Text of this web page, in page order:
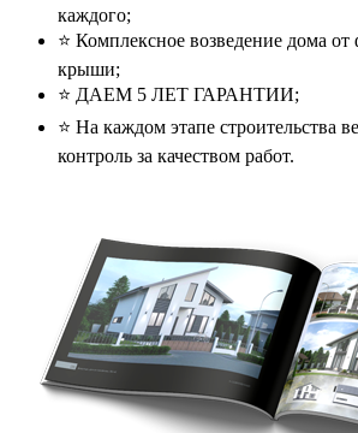
каждого;
⭐️ Комплексное возведение дома
крыши;
⭐️ ДАЕМ 5 ЛЕТ ГАРАНТИИ;
⭐️ На каждом этапе строительства
контроль за качеством работ.